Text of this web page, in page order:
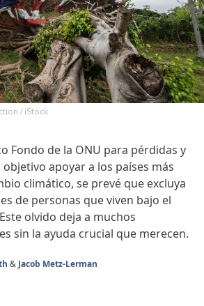
/ iStock
Fondo de la ONU para pérdidas y
apoyar a los países más
climático, se prevé que excluya
de personas que viven bajo el
olvido deja a muchos
sin la ayuda crucial que merecen.
& Jacob Metz-Lerman